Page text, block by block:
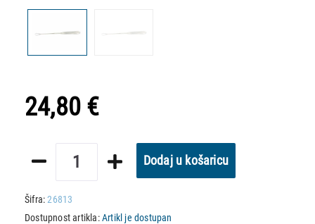
24,80 €
Dodaj u košaricu
Šifra:26813
Dostupnost artikla:Artikl je dostupan